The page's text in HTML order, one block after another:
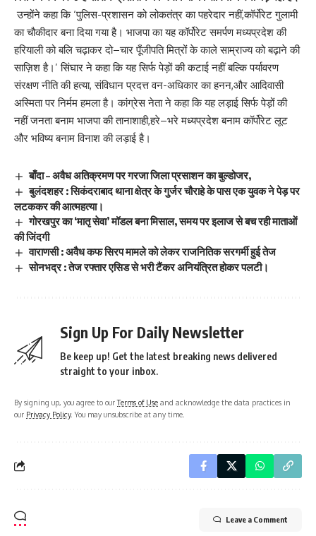
उन्होंने कहा कि ‘पुलिस-प्रशासन को लोकतंत्र का पहरेदार नहीं,कॉर्पोरेट गुलामी
का चौकीदार बना दिया गया है। भाजपा का यह कॉर्पोरेट समर्पण मध्यप्रदेश की
हरियाली को बलि चढ़ाकर दो–चार पूँजीपति मित्रों के काले साम्राज्य को बढ़ाने की
साज़िश है।’ सिंघार ने कहा कि यह सिर्फ पेड़ों की कटाई नहीं बल्कि पर्यावरण
संरक्षण नीति की हत्या, संविधान प्रदत्त वन-अधिकार का हनन,और आदिवासी
अस्मिता पर निर्मम हमला है। कांग्रेस नेता ने कहा कि यह लड़ाई सिर्फ पेड़ों की
नहीं जनता बनाम भाजपा की तानाशाही,हरे–भरे मध्यप्रदेश बनाम कॉर्पोरेट लूट
और भविष्य बनाम विनाश की लड़ाई है।
बाँदा – अवैध अतिक्रमण पर गरजा जिला प्रसाशन का बुल्डोजर,
बुलंदशहर : सिकंदराबाद थाना क्षेत्र के गुर्जर चौराहे के पास एक युवक ने पेड़ पर
लटककर की आत्महत्या।
गोरखपुर का ‘मातृ सेवा’ मॉडल बना मिसाल, समय पर इलाज से बच रही माताओं
की जिंदगी
वाराणसी : अवैध कफ सिरप मामले को लेकर राजनितिक सरगर्मी हुई तेज
सोनभद्र : तेज रफ्तार एसिड से भरी टैंकर अनियंत्रित होकर पलटी।
Sign Up For Daily Newsletter
Be keep up! Get the latest breaking news delivered
straight to your inbox.
By signing up, you agree to ourTerms of Use and acknowledge the data practices in
our Privacy Policy. You may unsubscribe at any time.
Leave a Comment